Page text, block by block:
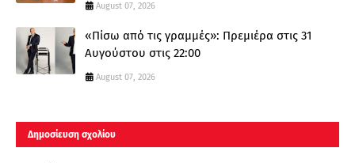
August 07, 2026
«Πίσω από τις γραμμές»: Πρεμιέρα στις 31
Αυγούστου στις 22:00
August 07, 2026
Δημοσίευση σχολίου